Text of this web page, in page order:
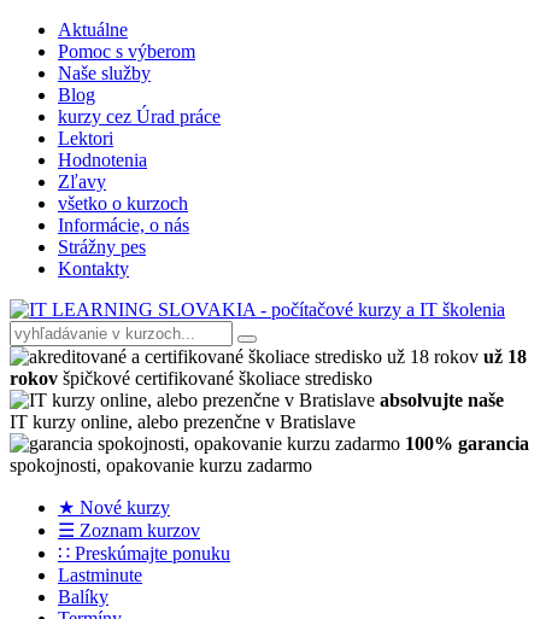
Aktuálne
Pomoc s výberom
Naše služby
Blog
kurzy cez Úrad práce
Lektori
Hodnotenia
Zľavy
všetko o kurzoch
Informácie, o nás
Strážny pes
Kontakty
už 18
rokov špičkové certifikované školiace stredisko
absolvujte naše
IT kurzy online, alebo prezenčne v Bratislave
100% garancia
spokojnosti, opakovanie kurzu zadarmo
★ Nové kurzy
☰ Zoznam kurzov
∷ Preskúmajte ponuku
Lastminute
Balíky